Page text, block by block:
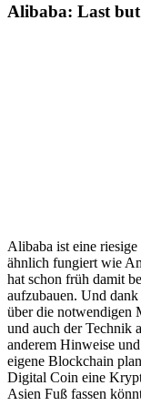
Alibaba: Last
Alibaba ist eine
ähnlich fungiert wie
hat schon früh damit
aufzubauen. Und
über die notwendigen
und auch der Technik
anderem Hinweise
eigene Blockchain
Digital Coin eine
Asien Fuß fassen